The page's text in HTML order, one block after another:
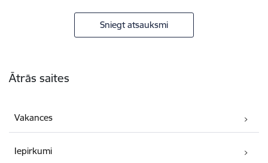
Sniegt atsauksmi
Ātrās saites
Vakances
Iepirkumi